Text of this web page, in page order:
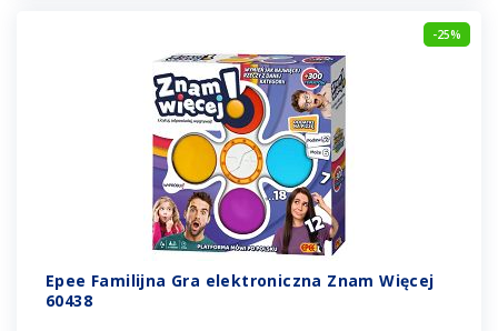
-25%
Epee Familijna Gra elektroniczna Znam Więcej
60438